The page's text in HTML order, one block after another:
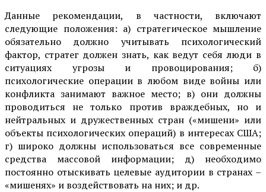
Данные рекомендации, в частности, включают
следующие положения: а) стратегическое мышление
обязательно должно учитывать психологический
фактор, стратег должен знать, как ведут себя люди в
ситуациях угрозы и провоцирования; б)
психологические операции в любом виде войны или
конфликта занимают важное место; в) они должны
проводиться не только против враждебных, но и
нейтральных и дружественных стран («мишени» или
объекты психологических операций) в интересах США;
г) широко должны использоваться все современные
средства массовой информации; д) необходимо
постоянно отыскивать целевые аудитории в странах –
«мишенях» и воздействовать на них; и др.